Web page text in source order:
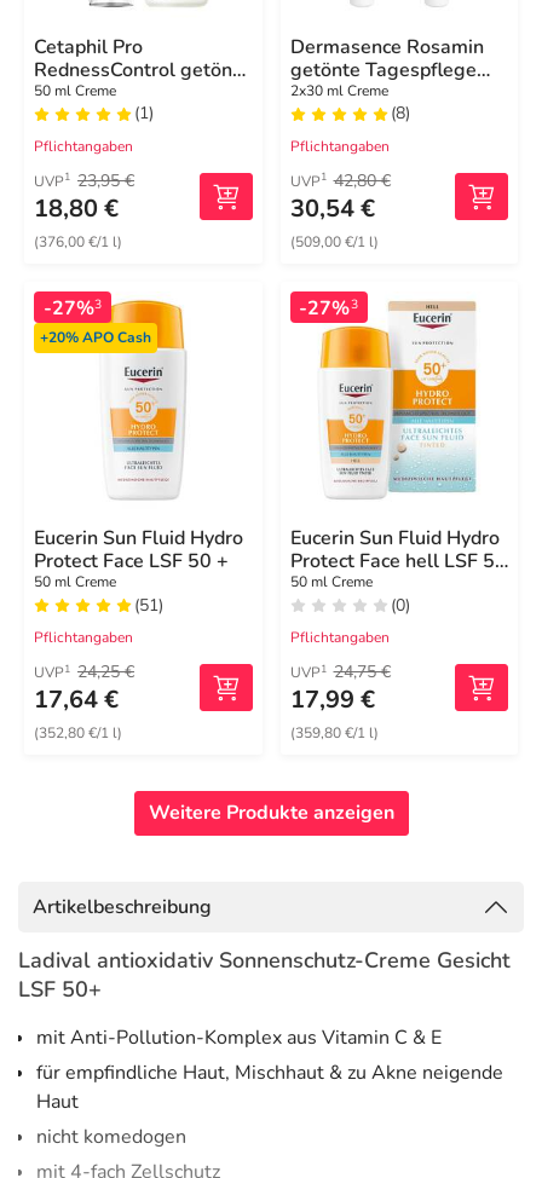
Cetaphil Pro
RednessControl getönte
Tagespflege SPF30
50 ml Creme
(1)
Pflichtangaben
UVP1 23,95 €
18,80 €
(376,00 €/1 l)
Dermasence Rosamin
getönte Tagespflege
mittel LSF 50 Creme
2x30 ml Creme
(8)
Pflichtangaben
UVP1 42,80 €
30,54 €
(509,00 €/1 l)
-27%3
+20%APO Cash
Eucerin Sun Fluid Hydro
Protect Face LSF 50 +
50 ml Creme
(51)
Pflichtangaben
UVP1 24,25 €
17,64 €
(352,80 €/1 l)
-27%3
Eucerin Sun Fluid Hydro
Protect Face hell LSF 50
+
50 ml Creme
(0)
Pflichtangaben
UVP1 24,75 €
17,99 €
(359,80 €/1 l)
Weitere Produkte anzeigen
Artikelbeschreibung
Ladival antioxidativ Sonnenschutz-Creme Gesicht
LSF 50+
mit Anti-Pollution-Komplex aus Vitamin C & E
für empfindliche Haut, Mischhaut & zu Akne neigende
Haut
nicht komedogen
mit 4-fach Zellschutz